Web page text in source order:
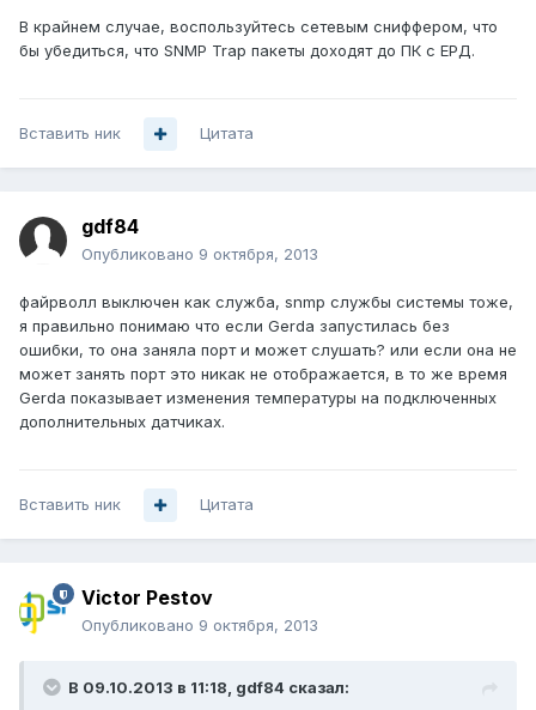
В крайнем случае, воспользуйтесь сетевым сниффером, что
бы убедиться, что SNMP Trap пакеты доходят до ПК с ЕРД.
Вставить ник Цитата
gdf84
Опубликовано 9 октября, 2013
файрволл выключен как служба, snmp службы системы тоже,
я правильно понимаю что если Gerda запустилась без
ошибки, то она заняла порт и может слушать? или если она не
может занять порт это никак не отображается, в то же время
Gerda показывает изменения температуры на подключенных
дополнительных датчиках.
Вставить ник Цитата
Victor Pestov
Опубликовано 9 октября, 2013
В 09.10.2013 в 11:18, gdf84 сказал: